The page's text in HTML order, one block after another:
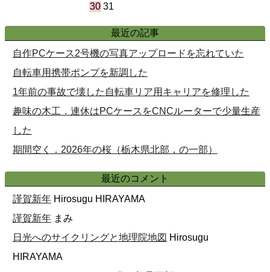
30 31
最近の記事
自作PCケース2号機の写真アップロードを忘れていた
自転車用携帯ポンプを新調した
1年前の事故で壊した自転車リア用キャリアを修理した
趣味の木工．連休はPCケースをCNCルーターで少量生産
した
期間空く．2026年の桜（栃木県北部，の一部）
最近のコメント
謹賀新年 Hirosugu HIRAYAMA
謹賀新年 まみ
日光へのサイクリングと地理院地図 Hirosugu
HIRAYAMA